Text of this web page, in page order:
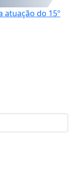
atuação do 15º